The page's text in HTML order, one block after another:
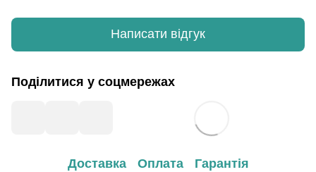
Написати відгук
Поділитися у соцмережах
Доставка Оплата Гарантія